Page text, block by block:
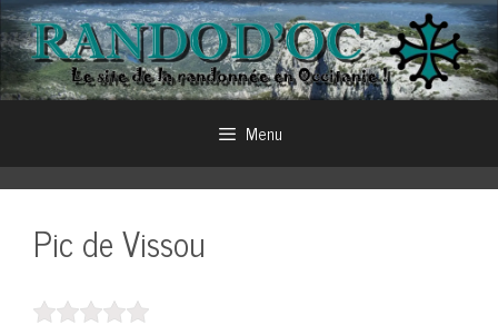
Aller
au
contenu
Menu
Pic de Vissou